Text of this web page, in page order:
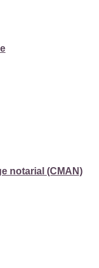
notarial (CMAN)